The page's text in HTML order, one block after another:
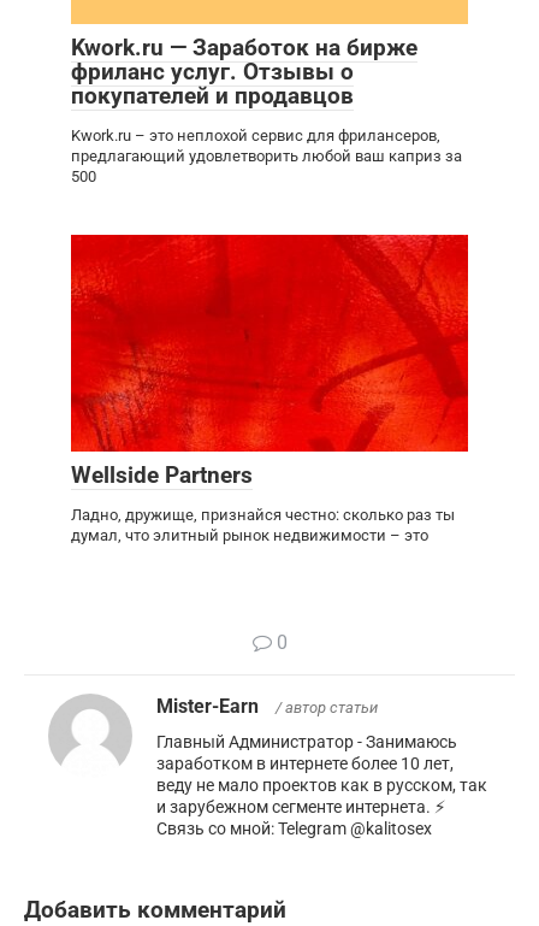
Kwork.ru — Заработок на бирже
фриланс услуг. Отзывы о
покупателей и продавцов
Kwork.ru – это неплохой сервис для фрилансеров,
предлагающий удовлетворить любой ваш каприз за
500
Wellside Partners
Ладно, дружище, признайся честно: сколько раз ты
думал, что элитный рынок недвижимости – это
0
Mister-Earn / автор статьи
Главный Администратор - Занимаюсь
заработком в интернете более 10 лет,
веду не мало проектов как в русском, так
и зарубежном сегменте интернета. ⚡️
Связь со мной: Telegram @kalitosex
Добавить комментарий